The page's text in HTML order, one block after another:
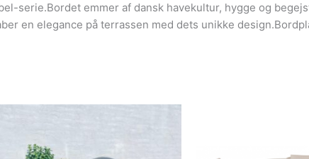
serie.Bordet emmer af dansk havekultur, hygge og
en elegance på terrassen med dets unikke